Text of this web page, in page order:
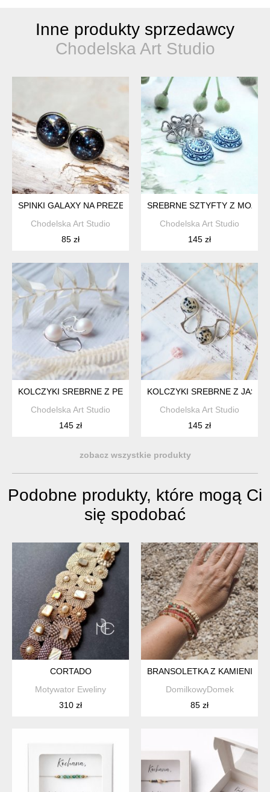
Inne produkty sprzedawcy
Chodelska Art Studio
SPINKI GALAXY NA PREZENT- SPINKI MĘSKIE DO MANKIETÓW
Chodelska Art Studio
85 zł
SREBRNE SZTYFTY Z
Chodelska Art Studio
145 zł
KOLCZYKI SREBRNE Z PERŁAMI
Chodelska Art Studio
145 zł
KOLCZYKI SREBRNE Z
Chodelska Art Studio
145 zł
zobacz wszystkie produkty
Podobne produkty, które mogą Ci
się spodobać
CORTADO
Motywator Eweliny
310 zł
BRANSOLETKA Z KAMIENIA
DomilkowyDomek
85 zł